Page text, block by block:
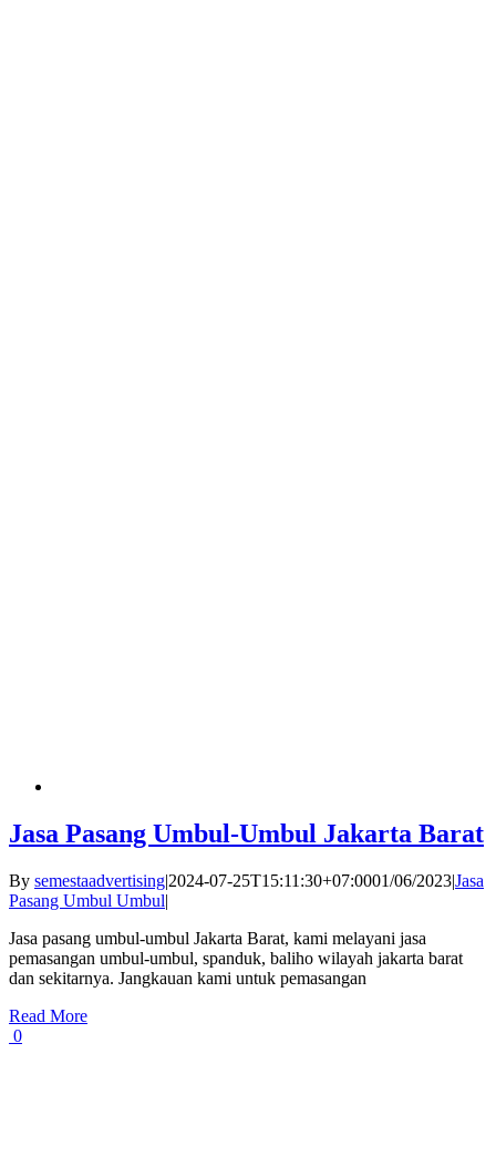
Jasa Pasang Umbul-Umbul Jakarta Barat
By semestaadvertising|2024-07-25T15:11:30+07:0001/06/2023|Jasa
Pasang Umbul Umbul|
Jasa pasang umbul-umbul Jakarta Barat, kami melayani jasa
pemasangan umbul-umbul, spanduk, baliho wilayah jakarta barat
dan sekitarnya. Jangkauan kami untuk pemasangan
Read More
0